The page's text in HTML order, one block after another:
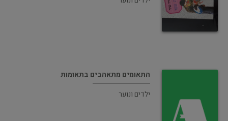
התאומים מתאהבים בתאומות
ילדים ונוער